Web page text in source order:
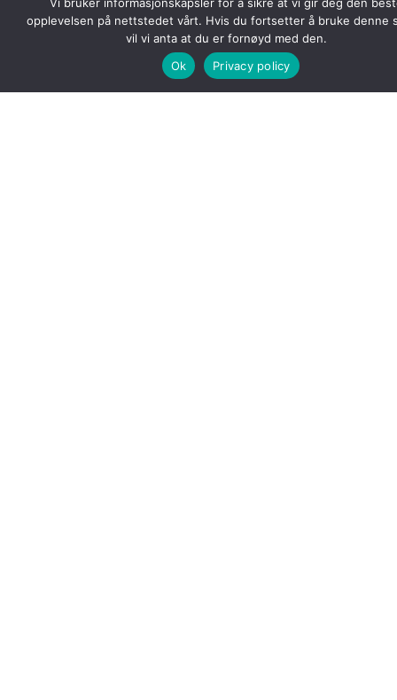
opplevelsen på nettstedet vårt. Hvis du fortsetter å bruke denne
vil vi anta at du er fornøyd med den.
Ok
Privacy policy